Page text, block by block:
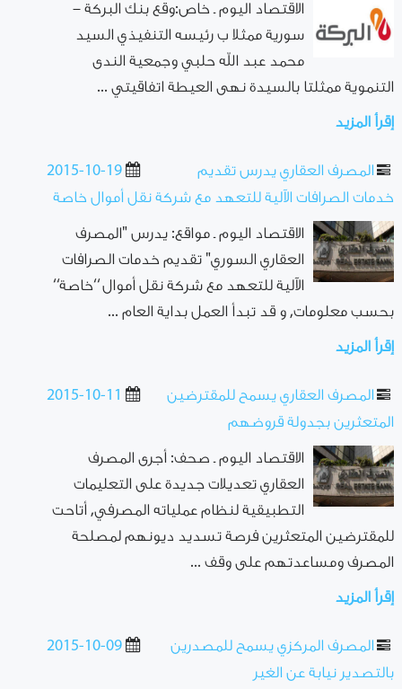
الاقتصاد اليوم ـ خاص:وقع بنك البركة –
سورية ممثلا ب رئيسه التنفيذي السيد
محمد عبد الله حلبي وجمعية الندى
التنموية ممثلتا بالسيدة نهى العيطة اتفاقيتي ...
إقرأ المزيد
2015-10-19
المصرف العقاري يدرس تقديم
خدمات الصرافات الآلية للتعهد مع شركة نقل أموال خاصة
الاقتصاد اليوم ـ مواقع: يدرس "المصرف
العقاري السوري" تقديم خدمات الصرافات
الآلية للتعهد مع شركة نقل أموال ‘‘خاصة‘‘
بحسب معلومات, و قد تبدأ العمل بداية العام ...
إقرأ المزيد
2015-10-11
المصرف العقاري يسمح للمقترضين
المتعثرين بجدولة قروضهم
الاقتصاد اليوم ـ صحف: أجرى المصرف
العقاري تعديلات جديدة على التعليمات
التطبيقية لنظام عملياته المصرفي, أتاحت
للمقترضين المتعثرين فرصة تسديد ديونهم لمصلحة
المصرف ومساعدتهم على وقف ...
إقرأ المزيد
2015-10-09
المصرف المركزي يسمح للمصدرين
بالتصدير نيابة عن الغير